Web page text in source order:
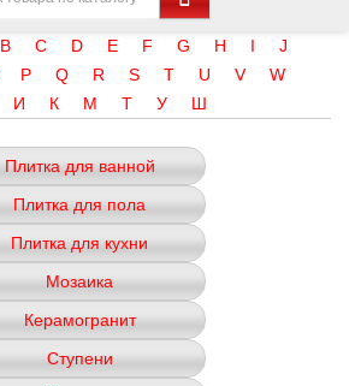
B C D E F G H I
J
P Q R S T U V
W
И К М Т У Ш
Плитка для ванной
Плитка для пола
Плитка для кухни
Мозаика
Керамогранит
Ступени